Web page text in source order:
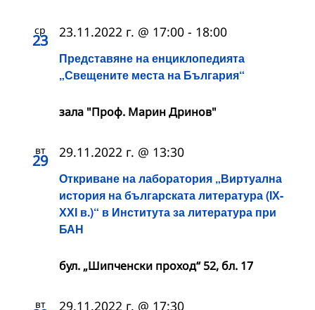
ср
23
Представяне на енциклопедията
„Свещените места на България“
23.11.2022 г. @ 17:00 - 18:00
зала "Проф. Марин Дринов"
вт
29
Откриване на лаборатория „Виртуална
история на българската литература (ІХ-
ХХІ в.)“ в Института за литература при
БАН
29.11.2022 г. @ 13:30
бул. „Шипченски проход“ 52, бл. 17
вт 29.11.2022 г. @ 17:30